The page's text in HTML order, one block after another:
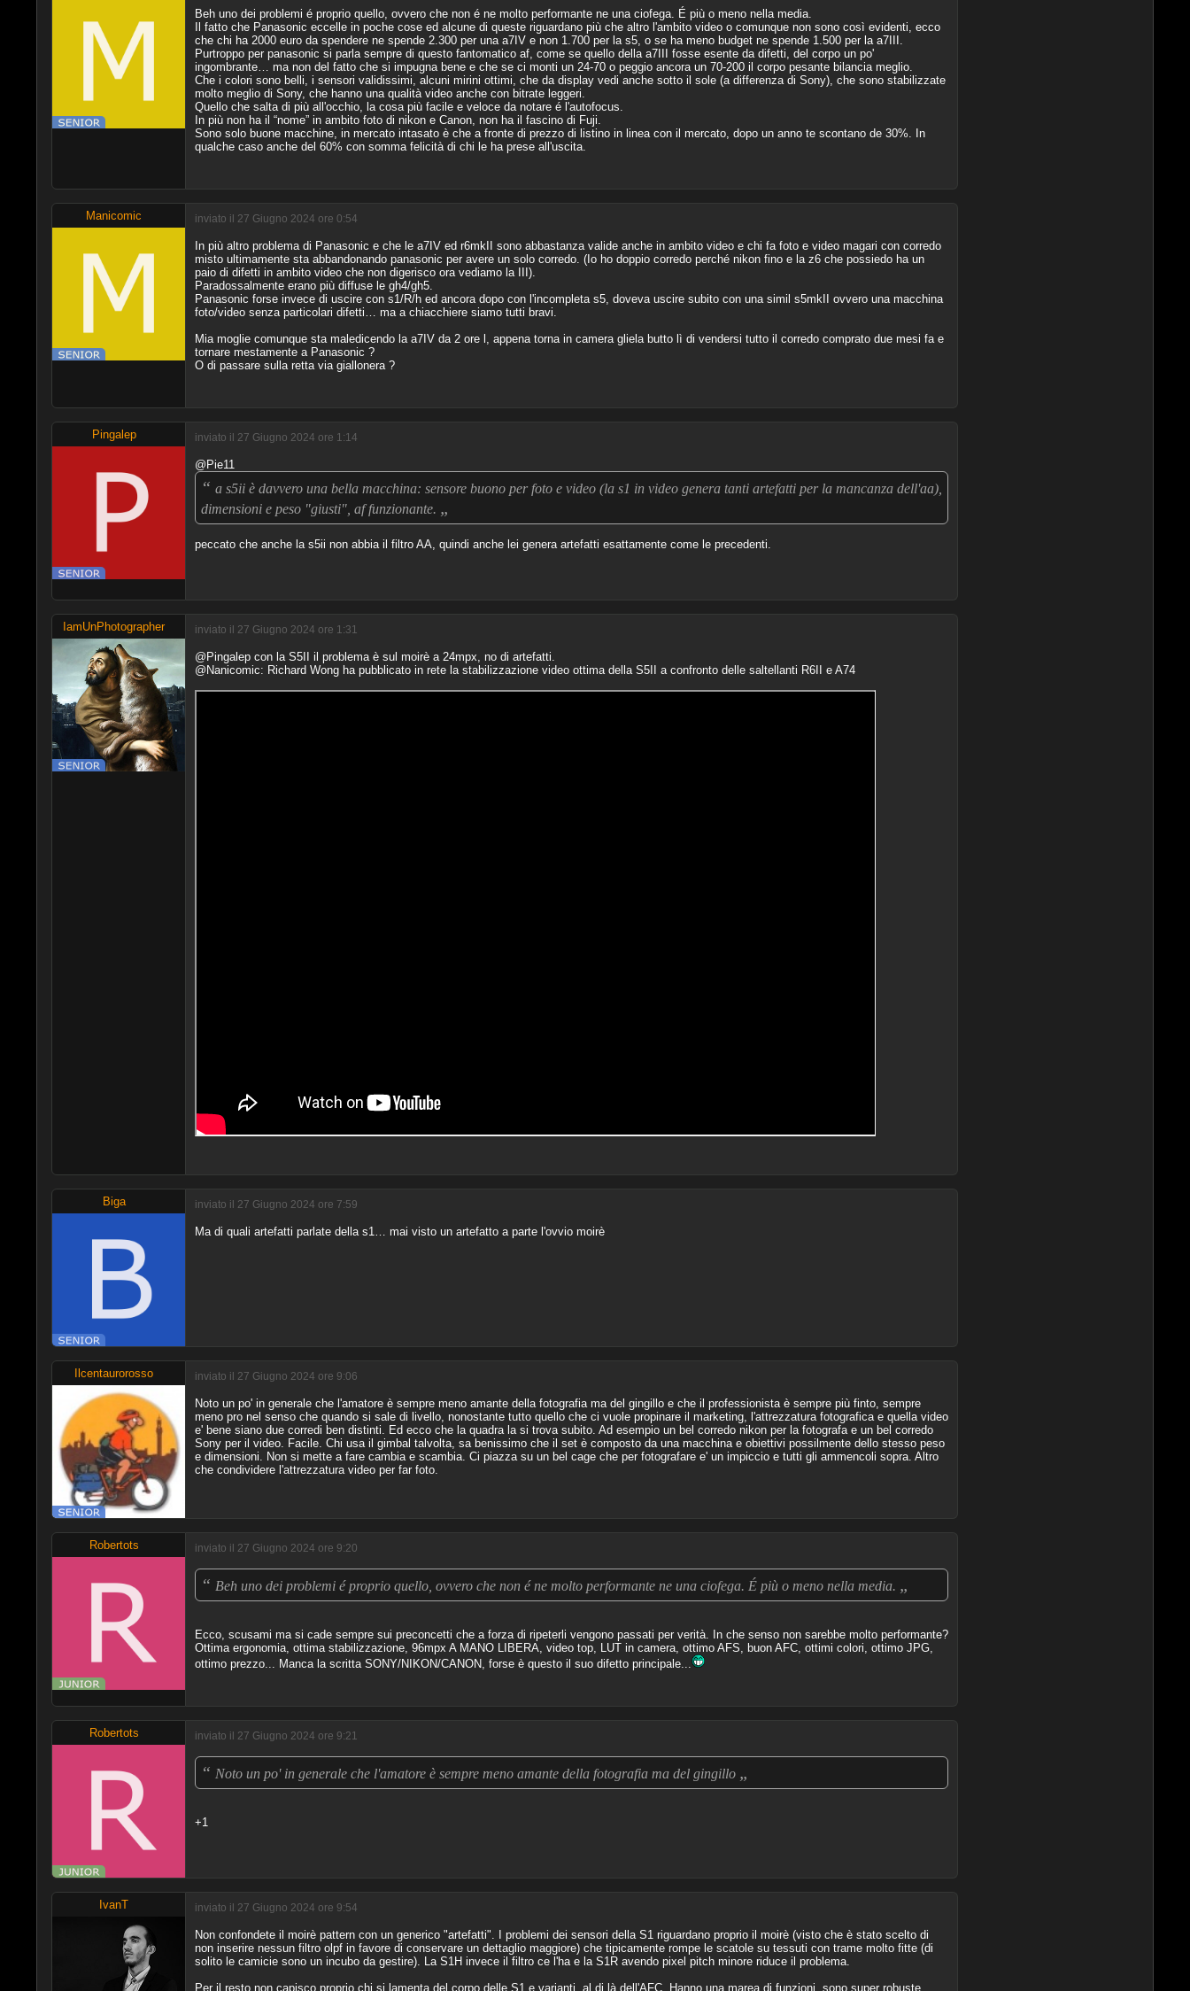
Beh uno dei problemi é proprio quello, ovvero che non é ne molto performante ne una ciofega. É più o meno nella media.
Il fatto che Panasonic eccelle in poche cose ed alcune di queste riguardano più che altro l'ambito video o comunque non sono così evidenti, ecco
che chi ha 2000 euro da spendere ne spende 2.300 per una a7IV e non 1.700 per la s5, o se ha meno budget ne spende 1.500 per la a7III.
Purtroppo per panasonic si parla sempre di questo fantomatico af, come se quello della a7III fosse esente da difetti, del corpo un po'
ingombrante… ma non del fatto che si impugna bene e che se ci monti un 24-70 o peggio ancora un 70-200 il corpo pesante bilancia meglio.
Che i colori sono belli, i sensori validissimi, alcuni mirini ottimi, che da display vedi anche sotto il sole (a differenza di Sony), che sono stabilizzate
molto meglio di Sony, che hanno una qualità video anche con bitrate leggeri.
Quello che salta di più all'occhio, la cosa più facile e veloce da notare é l'autofocus.
In più non ha il “nome” in ambito foto di nikon e Canon, non ha il fascino di Fuji.
Sono solo buone macchine, in mercato intasato è che a fronte di prezzo di listino in linea con il mercato, dopo un anno te scontano de 30%. In
qualche caso anche del 60% con somma felicità di chi le ha prese all'uscita.
Manicomic inviato il 27 Giugno 2024 ore 0:54
In più altro problema di Panasonic e che le a7IV ed r6mkII sono abbastanza valide anche in ambito video e chi fa foto e video magari con corredo
misto ultimamente sta abbandonando panasonic per avere un solo corredo. (Io ho doppio corredo perché nikon fino e la z6 che possiedo ha un
paio di difetti in ambito video che non digerisco ora vediamo la III).
Paradossalmente erano più diffuse le gh4/gh5.
Panasonic forse invece di uscire con s1/R/h ed ancora dopo con l'incompleta s5, doveva uscire subito con una simil s5mkII ovvero una macchina
foto/video senza particolari difetti… ma a chiacchiere siamo tutti bravi.
Mia moglie comunque sta maledicendo la a7IV da 2 ore l, appena torna in camera gliela butto lì di vendersi tutto il corredo comprato due mesi fa e
tornare mestamente a Panasonic ?
O di passare sulla retta via giallonera ?
Pingalep inviato il 27 Giugno 2024 ore 1:14
@Pie11
“ a s5ii è davvero una bella macchina: sensore buono per foto e video (la s1 in video genera tanti artefatti per la mancanza dell'aa),
dimensioni e peso "giusti", af funzionante. „
peccato che anche la s5ii non abbia il filtro AA, quindi anche lei genera artefatti esattamente come le precedenti.
IamUnPhotographer inviato il 27 Giugno 2024 ore 1:31
@Pingalep con la S5II il problema è sul moirè a 24mpx, no di artefatti.
@Nanicomic: Richard Wong ha pubblicato in rete la stabilizzazione video ottima della S5II a confronto delle saltellanti R6II e A74
Biga inviato il 27 Giugno 2024 ore 7:59
Ma di quali artefatti parlate della s1… mai visto un artefatto a parte l'ovvio moirè
Ilcentaurorosso inviato il 27 Giugno 2024 ore 9:06
Noto un po' in generale che l'amatore è sempre meno amante della fotografia ma del gingillo e che il professionista è sempre più finto, sempre
meno pro nel senso che quando si sale di livello, nonostante tutto quello che ci vuole propinare il marketing, l'attrezzatura fotografica e quella video
e' bene siano due corredi ben distinti. Ed ecco che la quadra la si trova subito. Ad esempio un bel corredo nikon per la fotografa e un bel corredo
Sony per il video. Facile. Chi usa il gimbal talvolta, sa benissimo che il set è composto da una macchina e obiettivi possilmente dello stesso peso
e dimensioni. Non si mette a fare cambia e scambia. Ci piazza su un bel cage che per fotografare e' un impiccio e tutti gli ammencoli sopra. Altro
che condividere l'attrezzatura video per far foto.
Robertots inviato il 27 Giugno 2024 ore 9:20
“ Beh uno dei problemi é proprio quello, ovvero che non é ne molto performante ne una ciofega. É più o meno nella media. „
Ecco, scusami ma si cade sempre sui preconcetti che a forza di ripeterli vengono passati per verità. In che senso non sarebbe molto performante?
Ottima ergonomia, ottima stabilizzazione, 96mpx A MANO LIBERA, video top, LUT in camera, ottimo AFS, buon AFC, ottimi colori, ottimo JPG,
ottimo prezzo... Manca la scritta SONY/NIKON/CANON, forse è questo il suo difetto principale...
Robertots inviato il 27 Giugno 2024 ore 9:21
“ Noto un po' in generale che l'amatore è sempre meno amante della fotografia ma del gingillo „
+1
IvanT inviato il 27 Giugno 2024 ore 9:54
Non confondete il moirè pattern con un generico "artefatti". I problemi dei sensori della S1 riguardano proprio il moirè (visto che è stato scelto di
non inserire nessun filtro olpf in favore di conservare un dettaglio maggiore) che tipicamente rompe le scatole su tessuti con trame molto fitte (di
solito le camicie sono un incubo da gestire). La S1H invece il filtro ce l'ha e la S1R avendo pixel pitch minore riduce il problema.
Per il resto non capisco proprio chi si lamenta del corpo delle S1 e varianti, al di là dell'AFC. Hanno una marea di funzioni, sono super robuste,